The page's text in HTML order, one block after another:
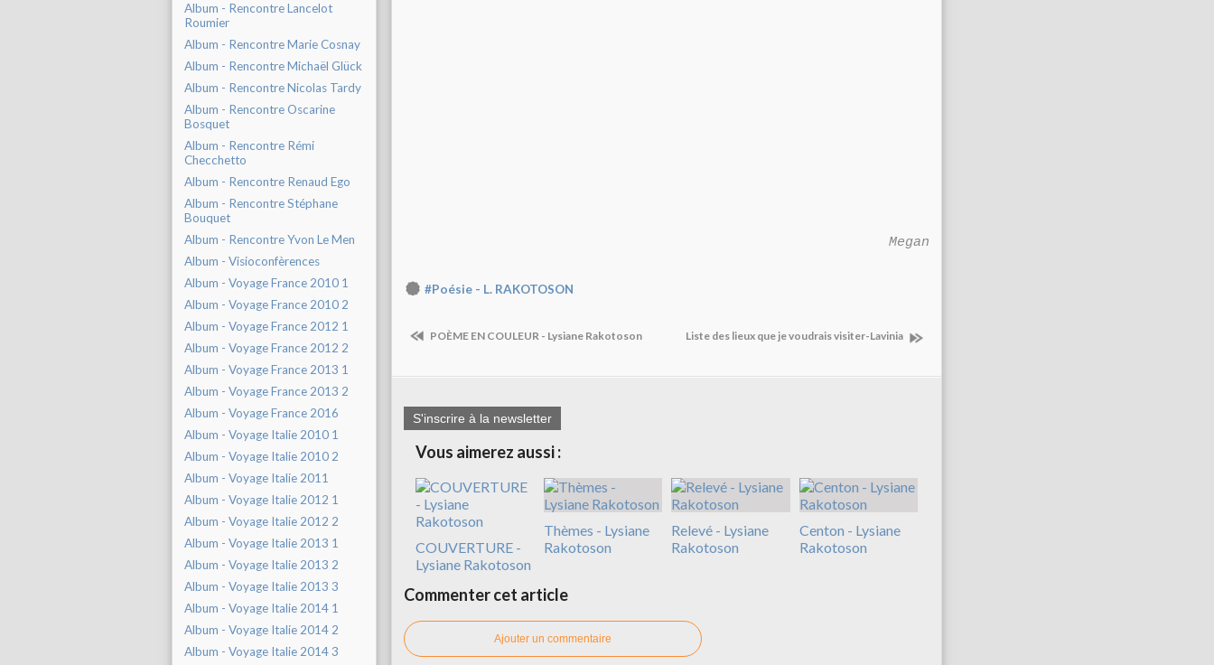
Album - Rencontre Lancelot
Roumier
Album - Rencontre Marie Cosnay
Album - Rencontre Michaël Glück
Album - Rencontre Nicolas Tardy
Album - Rencontre Oscarine
Bosquet
Album - Rencontre Rémi
Checchetto
Album - Rencontre Renaud Ego
Album - Rencontre Stéphane
Bouquet
Album - Rencontre Yvon Le Men
Album - Visioconfèrences
Album - Voyage France 2010 1
Album - Voyage France 2010 2
Album - Voyage France 2012 1
Album - Voyage France 2012 2
Album - Voyage France 2013 1
Album - Voyage France 2013 2
Album - Voyage France 2016
Album - Voyage Italie 2010 1
Album - Voyage Italie 2010 2
Album - Voyage Italie 2011
Album - Voyage Italie 2012 1
Album - Voyage Italie 2012 2
Album - Voyage Italie 2013 1
Album - Voyage Italie 2013 2
Album - Voyage Italie 2013 3
Album - Voyage Italie 2014 1
Album - Voyage Italie 2014 2
Album - Voyage Italie 2014 3
Megan
#Poésie - L. RAKOTOSON
POÈME EN COULEUR - Lysiane Rakotoson Liste des lieux que je voudrais visiter-Lavinia
S'inscrire à la newsletter
Vous aimerez aussi :
COUVERTURE -
Lysiane Rakotoson
Thèmes - Lysiane
Rakotoson
Relevé - Lysiane
Rakotoson
Centon - Lysiane
Rakotoson
Commenter cet article
Ajouter un commentaire